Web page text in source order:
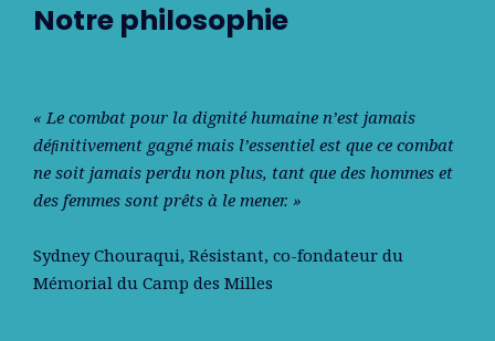
Notre philosophie
« Le combat pour la dignité humaine n’est jamais
déﬁnitivement gagné mais l’essentiel est que ce combat
ne soit jamais perdu non plus, tant que des hommes et
des femmes sont prêts à le mener. »
Sydney Chouraqui, Résistant, co-fondateur du
Mémorial du Camp des Milles